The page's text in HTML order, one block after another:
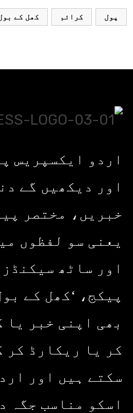
پول کرائم کھل کے
اردو ایکسپریس
اور دیکھیں گے
خبریں، مختصر
یعنی سو لفظوں
اور ساٹھ
پیکج، ‘کھل کے
بھی اپنی خبر یا
کر یا ریکارڈ کر
سکتے ہیں اور
اسکو مناسب جگہ